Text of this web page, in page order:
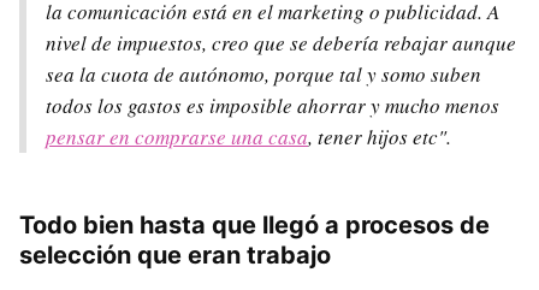
la comunicación está en el marketing o publicidad. A
nivel de impuestos, creo que se debería rebajar aunque
sea la cuota de autónomo, porque tal y somo suben
todos los gastos es imposible ahorrar y mucho menos
pensar en comprarse una casa, tener hijos etc".
Todo bien hasta que llegó a procesos de
selección que eran trabajo